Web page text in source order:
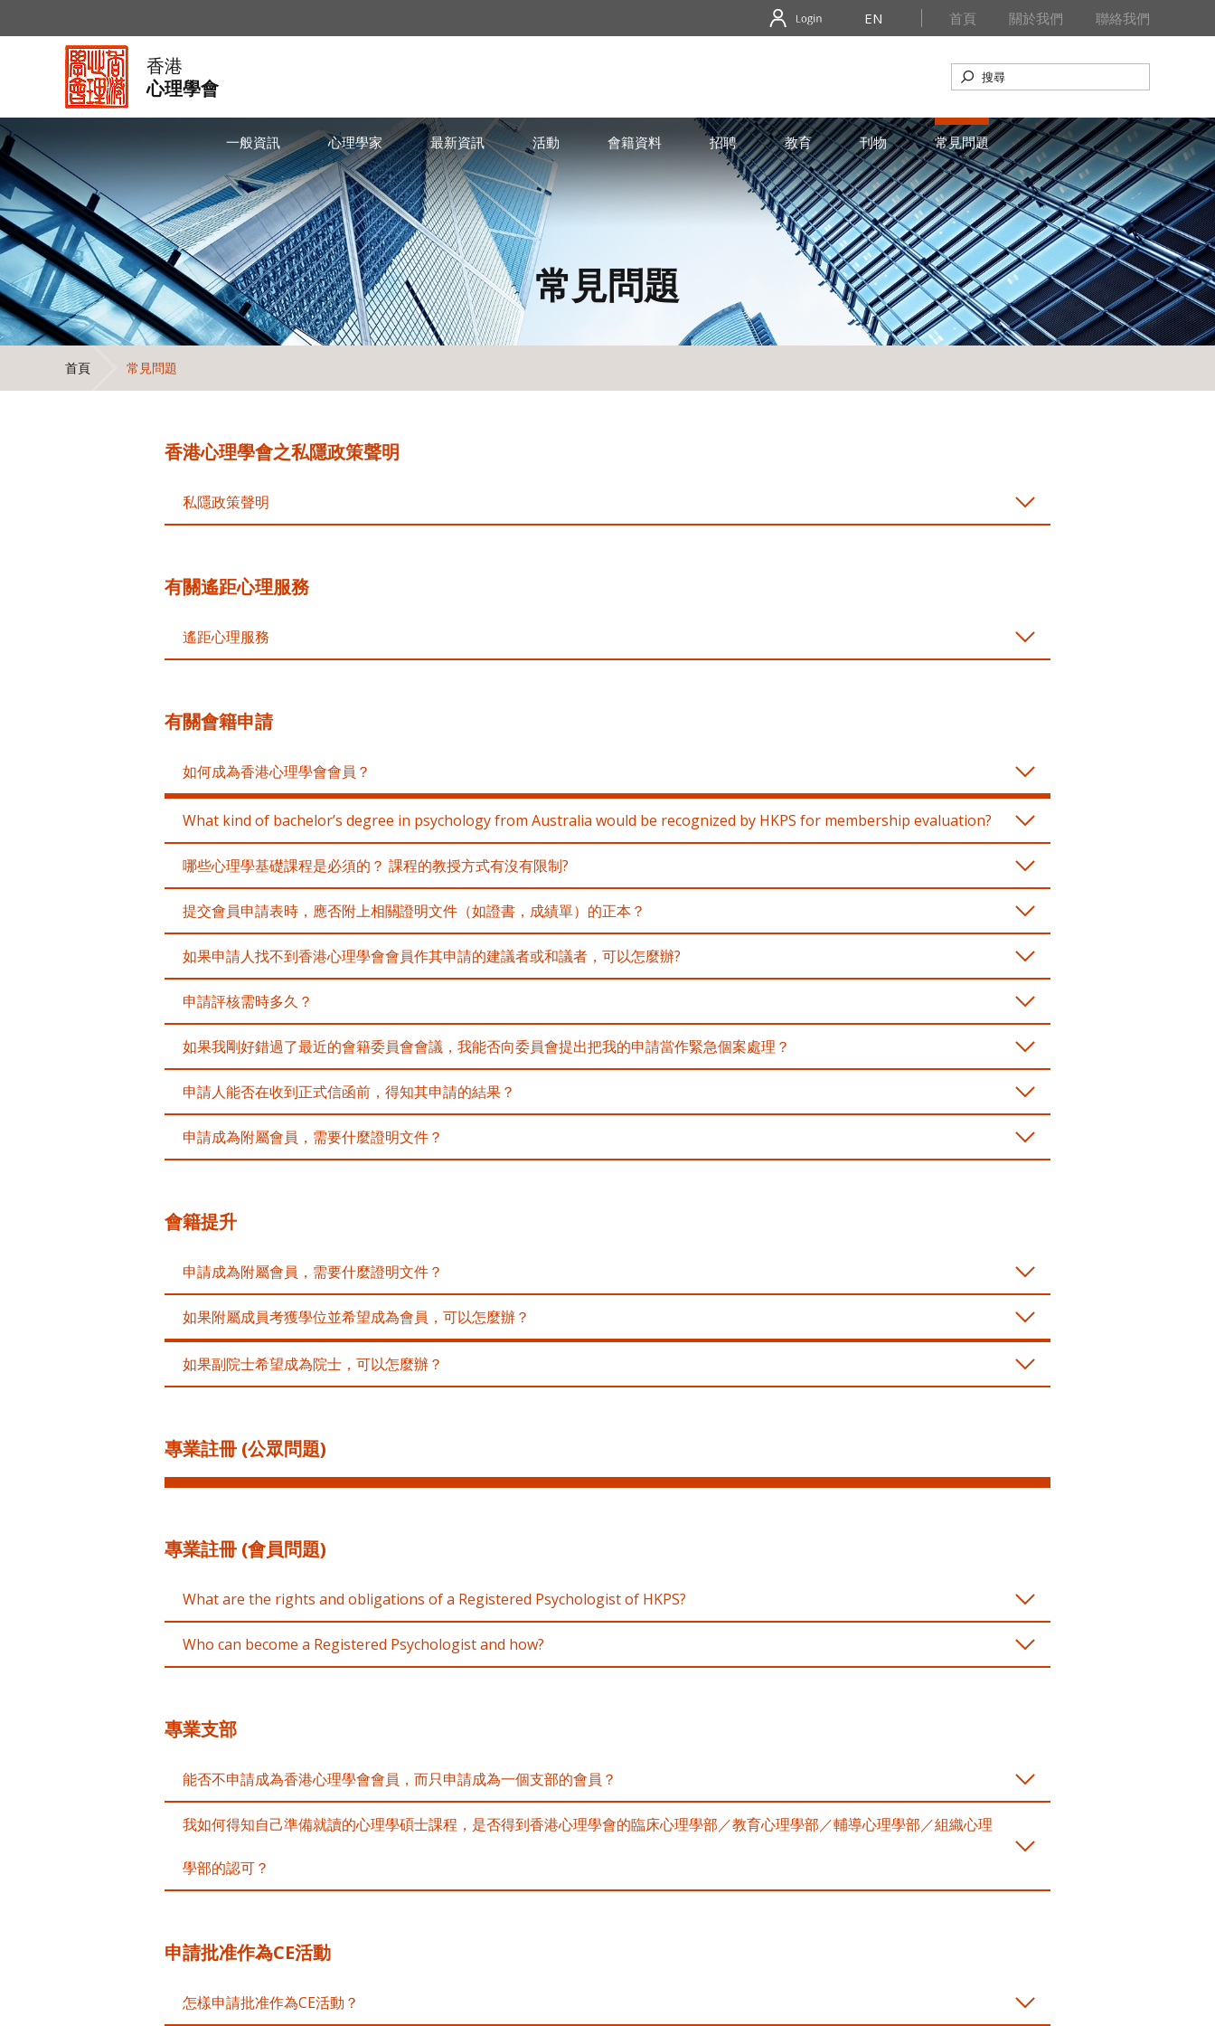
EN 首頁 關於我們 聯絡我們
香港
心理學會
一般資訊 心理學家 最新資訊 活動 會籍資料 招聘 教育 刊物 常見問題
常見問題
首頁 常見問題
香港心理學會之私隱政策聲明
私隱政策聲明
有關遙距心理服務
遙距心理服務
有關會籍申請
如何成為香港心理學會會員？
What kind of bachelor’s degree in psychology from Australia would be recognized by HKPS for membership evaluation?
哪些心理學基礎課程是必須的？ 課程的教授方式有沒有限制?
提交會員申請表時，應否附上相關證明文件（如證書，成績單）的正本？
如果申請人找不到香港心理學會會員作其申請的建議者或和議者，可以怎麼辦?
申請評核需時多久？
如果我剛好錯過了最近的會籍委員會會議，我能否向委員會提出把我的申請當作緊急個案處理？
申請人能否在收到正式信函前，得知其申請的結果？
申請成為附屬會員，需要什麼證明文件？
會籍提升
申請成為附屬會員，需要什麼證明文件？
如果附屬成員考獲學位並希望成為會員，可以怎麼辦？
如果副院士希望成為院士，可以怎麼辦？
專業註冊 (公眾問題)
專業註冊 (會員問題)
What are the rights and obligations of a Registered Psychologist of HKPS?
Who can become a Registered Psychologist and how?
專業支部
能否不申請成為香港心理學會會員，而只申請成為一個支部的會員？
我如何得知自己準備就讀的心理學碩士課程，是否得到香港心理學會的臨床心理學部／教育心理學部／輔導心理學部／組織心理
學部的認可？
申請批准作為CE活動
怎樣申請批准作為CE活動？